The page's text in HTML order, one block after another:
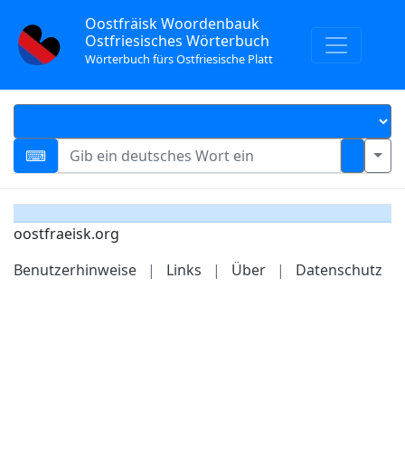
Oostfräisk Woordenbauk
Ostfriesisches Wörterbuch
Wörterbuch fürs Ostfriesische Platt
oostfraeisk.org
Benutzerhinweise
| Links | Über | Datenschutz